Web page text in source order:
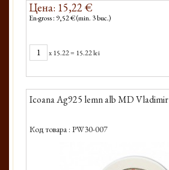
Цена: 15,22 €
En-gross : 9,52 € (min. 3 buc.)
x15.22= 15.22 lei
Icoana Ag925 lemn alb MD Vladimir
Код товара : PW30-007